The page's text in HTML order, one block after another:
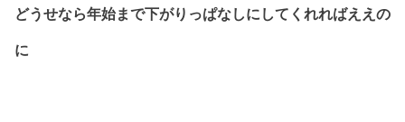
どうせなら年始まで下がりっぱなしにしてくれればええの
に